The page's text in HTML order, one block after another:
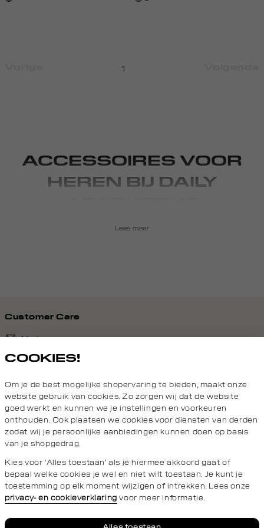
1
ACCESSOIRES VOOR
HEREN BIJ DAILY
sportsokken. Stuk voor stuk accessoires die al je looks
uitstraling, sportief of streetwear chique: onze stijlvolle
POPULAIRE
ACCESSOIRES VOOR
HEREN
passen weer andere accessoires. Naar een zakelijke meeting
draag je waarschijnlijk een overhemdmet eenpantalondie je
het liefst aanvult met stijlvolle sokken. In het weekend ga je
misschien voor een streetwear chique look door een
beanie en een cross body bag. Deze combinatie straalt een
Lees meer
Customer Care
Mail ons
Van maandag t/m vrijdag van 8.30 uur tot 18.00 uur.
Service
Privacy- en cookieverklaringAlgemene Voorwaarden
COOKIES!
Om je de best mogelijke shopervaring te bieden, maakt onze
website gebruik van cookies. Zo zorgen wij dat de website
goed werkt en kunnen we je instellingen en voorkeuren
onthouden. Ook plaatsen we cookies voor diensten van derden
zodat wij je persoonlijke aanbiedingen kunnen doen op basis
van je shopgedrag.
Kies voor 'Alles toestaan' als je hiermee akkoord gaat of
bepaal welke cookies je wel en niet wilt toestaan. Je kunt je
toestemming op elk moment wijzigen of intrekken. Lees onze
privacy- en cookieverklaring voor meer informatie.